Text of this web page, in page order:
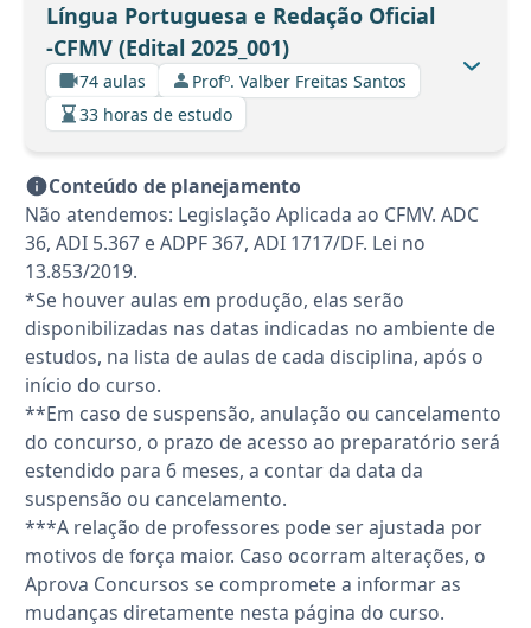
Língua Portuguesa e Redação Oficial
-CFMV (Edital 2025_001)
74 aulas
Profº. Valber Freitas Santos
33 horas de estudo
Conteúdo de planejamento
Não atendemos: Legislação Aplicada ao CFMV. ADC
36, ADI 5.367 e ADPF 367, ADI 1717/DF. Lei no
13.853/2019.
*Se houver aulas em produção, elas serão
disponibilizadas nas datas indicadas no ambiente de
estudos, na lista de aulas de cada disciplina, após o
início do curso.
**Em caso de suspensão, anulação ou cancelamento
do concurso, o prazo de acesso ao preparatório será
estendido para 6 meses, a contar da data da
suspensão ou cancelamento.
***A relação de professores pode ser ajustada por
motivos de força maior. Caso ocorram alterações, o
Aprova Concursos se compromete a informar as
mudanças diretamente nesta página do curso.